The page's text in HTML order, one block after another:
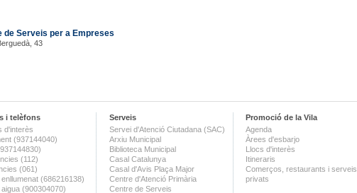
de Serveis per a Empreses
43
i telèfons
d'interès
(937144040)
(112)
(061)
(686216138)
(900304070)
Serveis
Servei d'Atenció Ciutadana (SAC)
Arxiu Municipal
Biblioteca Municipal
Casal Catalunya
Casal d'Avis Plaça Major
Centre d'Atenció Primària
Centre de Serveis
Promoció de la Vila
Agenda
Àrees d'esbarjo
Llocs d'interès
Itineraris
Comerços, restaurants i serveis
privats